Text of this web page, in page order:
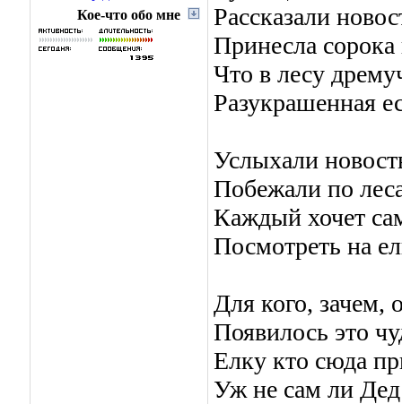
Кое-что обо мне
Рассказали
Принесла сорока
Что в лесу
Разукрашенная
Услыхали
Побежали по
Каждый хочет
Посмотреть на
Для кого, зачем,
Появилось это
Елку кто сюда
Уж не сам ли